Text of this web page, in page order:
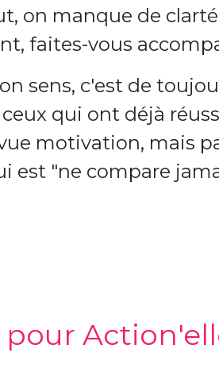
on manque de
faites-vous
sens, c'est de
qui ont déjà
motivation, mais
est "ne compare